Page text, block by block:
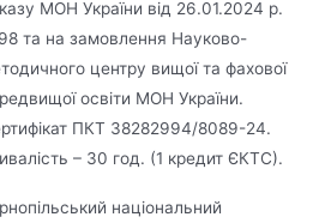
МОН України від 26.01.2024 р.
та на замовлення Науково-
центру вищої та фахової
освіти МОН України.
ПКТ 38282994/8089-24.
– 30 год. (1 кредит ЄКТС).
національний